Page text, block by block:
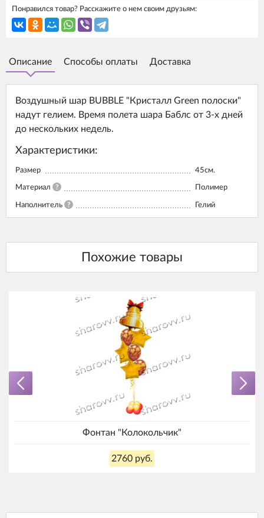
Понравился товар? Расскажите о нем своим друзьям:
Описание Способы оплаты Доставка
Воздушный шар BUBBLE "Кристалл Green полоски"
надут гелием. Время полета шара Баблс от 3-х дней
до нескольких недель.
Характеристики:
Размер 45см.
Материал ? Полимер
Наполнитель ? Гелий
Фонтан "Колокольчик"
2760 руб.